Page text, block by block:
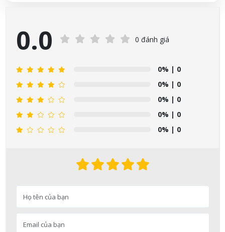
0.0 0 đánh giá
0% | 0
0% | 0
0% | 0
0% | 0
0% | 0